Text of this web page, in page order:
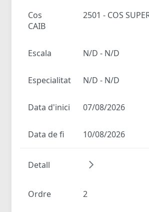
Cos
2501 - COS
CAIB
Escala N/D - N/D
Especialitat N/D - N/D
Data d'inici 07/08/2026
Data de fi 10/08/2026
Detall
Ordre 2